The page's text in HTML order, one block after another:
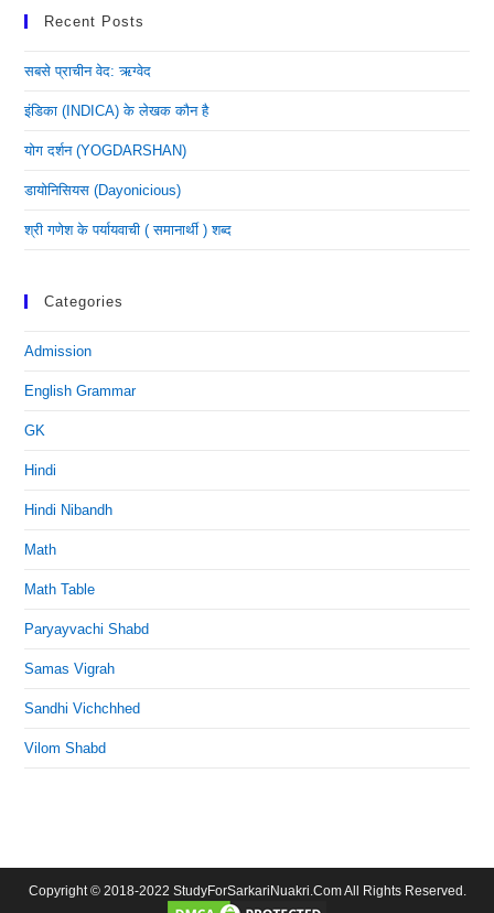
Recent Posts
सबसे प्राचीन वेद: ऋग्वेद
इंडिका (INDICA) के लेखक कौन है
योग दर्शन (YOGDARSHAN)
डायोनिसियस (dayonicious)
श्री गणेश के पर्यायवाची ( समानार्थी ) शब्द
Categories
Admission
English Grammar
GK
Hindi
Hindi Nibandh
Math
Math Table
Paryayvachi Shabd
Samas Vigrah
Sandhi Vichchhed
Vilom Shabd
Copyright © 2018-2022 StudyForSarkariNuakri.Com All Rights Reserved.